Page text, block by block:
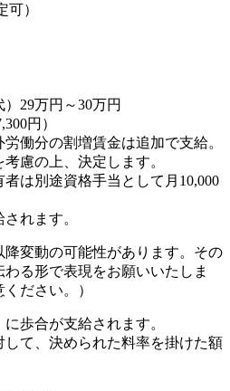
）
29万円～30万円
円）
働分の割増賃金は追加で支給。
慮の上、決定します。
は別途資格手当として月10,000
れます。
変動の可能性があります。その
る形で表現をお願いいたしま
ださい。）
歩合が支給されます。
て、決められた料率を掛けた額